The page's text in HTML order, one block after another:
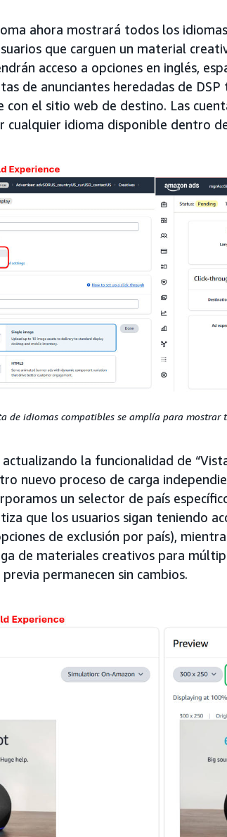
ahora mostrará todos los
que carguen un material
acceso a opciones en inglés,
de anunciantes heredadas de
con el sitio web de destino. Las
cualquier idioma disponible dentro
de idiomas compatibles se amplía para mostrar
la funcionalidad de
nuevo proceso de carga
un selector de país
que los usuarios sigan teniendo
de exclusión por país),
de materiales creativos para
permanecen sin cambios.